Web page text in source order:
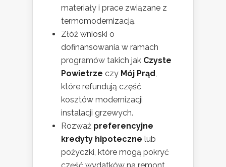
materiały i prace związane z
termomodernizacją.
Złóż wnioski o
dofinansowania w ramach
programów takich jak Czyste
Powietrze czy Mój Prąd
które refundują część
kosztów modernizacji
instalacji grzewych.
Rozważ preferencyjne
kredyty hipoteczne lub
pożyczki, które mogą pokryć